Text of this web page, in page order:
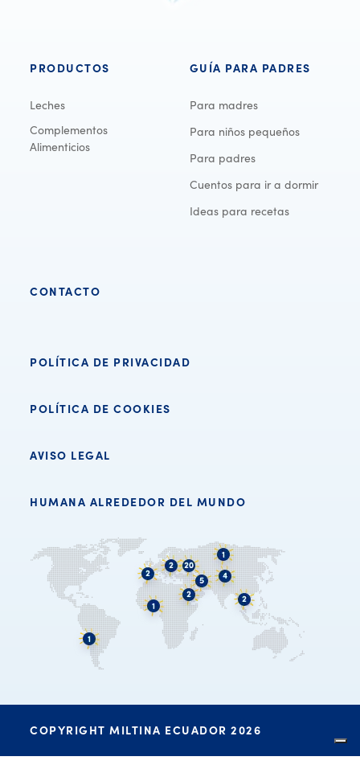
PRODUCTOS
Leches
Complementos
Alimenticios
GUÍA PARA PADRES
Para madres
Para niños pequeños
Para padres
Cuentos para ir a dormir
Ideas para recetas
CONTACTO
POLÍTICA DE PRIVACIDAD
POLÍTICA DE COOKIES
AVISO LEGAL
HUMANA ALREDEDOR DEL MUNDO
COPYRIGHT MILTINA ECUADOR 2026